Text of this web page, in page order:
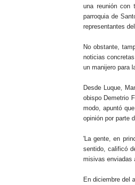
una reunión con
parroquia de
representantes
No obstante,
noticias
un manijero para
Desde Luque,
obispo Demetrio
modo, apuntó
opinión por parte
'La gente, en
sentido, calificó
misivas enviadas
En diciembre del